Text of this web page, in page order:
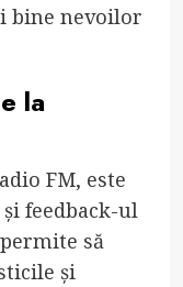
bine nevoilor
la
FM, este
feedback-ul
să
și